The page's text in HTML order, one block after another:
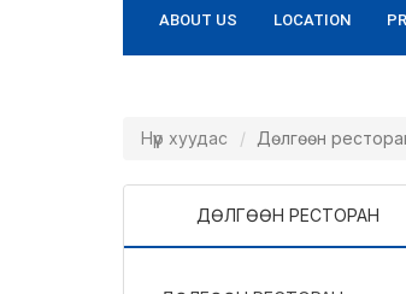
ABOUT US LOCATION
Нүүр хуудас Дөлгөөн
ДӨЛГӨӨН РЕСТОРАН